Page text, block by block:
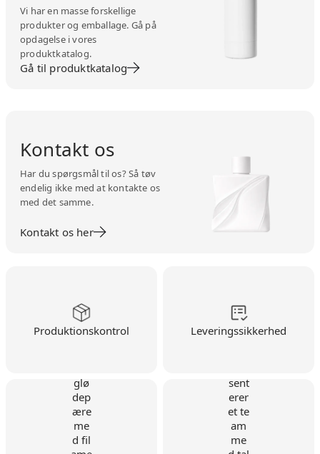
Vi har en masse forskellige
produkter og emballage. Gå på
opdagelse i vores
produktkatalog.
Gå til produktkatalog
Kontakt os
Har du spørgsmål til os? Så tøv
endelig ikke med at kontakte os
med det samme.
Kontakt os her
Produktionskontrol Leveringssikkerhed